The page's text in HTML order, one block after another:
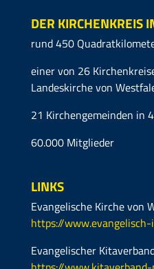
DER KIRCHENKREIS
rund 450
einer von 26
Landeskirche von
21 Kirchengemeinden in
60.000 Mitglieder
LINKS
Evangelische Kirche von
https://
Evangelischer